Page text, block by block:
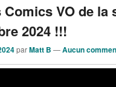
VO de la
2024 !!!
parMatt B —Aucun